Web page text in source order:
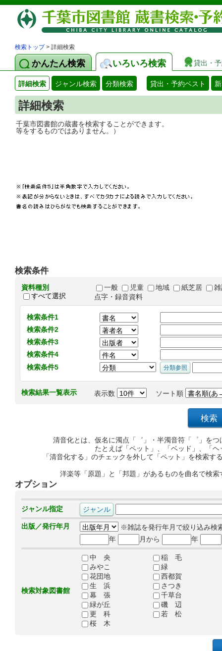
検索トップ> 詳細検索
かんたん検索 いろいろ検索 貸出・
詳細検索 ジャンル検索 分類検索 貸出・予約ベスト
詳細検索
千葉市図書館の蔵書を検索することがで
等をするものではありません。）
検索条件
資料種別
すべて選択
一般 児童 地域 紙芝居
点字・録音資料
検索条件1
検索条件2
検索条件3
検索条件4
検索条件5
検索結果一覧表示 表示数 ソート順
清音化とは、仮名に濁点「゛」・半濁音符「゜」を
たとえば「ペット」、「ベッド」、「
「清音化する」のチェックを外して「ペット」を検索
洋楽等「原題」と「邦題」があるものを曲名で検
オプション
ジャンル指定
出版／発行年月
※雑誌を発行年月で絞り込み検
年
月から 年
検索対象図書館
中 央
稲 毛
みやこ
緑
花団地
西都賀
生 浜
さつき
幕 張
千草台
緑が丘
磯 辺
更 科
若 松
桜 木